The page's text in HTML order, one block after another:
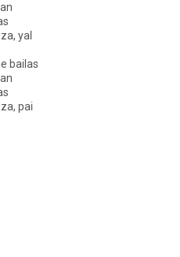
yal
bailas
pai